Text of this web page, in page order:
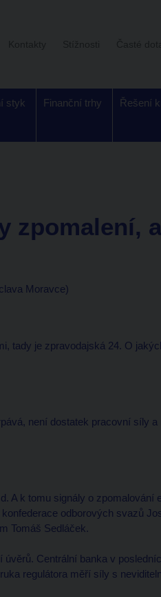
styk Finanční trhy Řešení
zpomalení,
Moravce)
tady je zpravodajská 24. O
není dostatek pracovní síly
A k tomu signály o
odborových svazů
Tomáš Sedláček.
úvěrů. Centrální banka v
regulátora měří síly s